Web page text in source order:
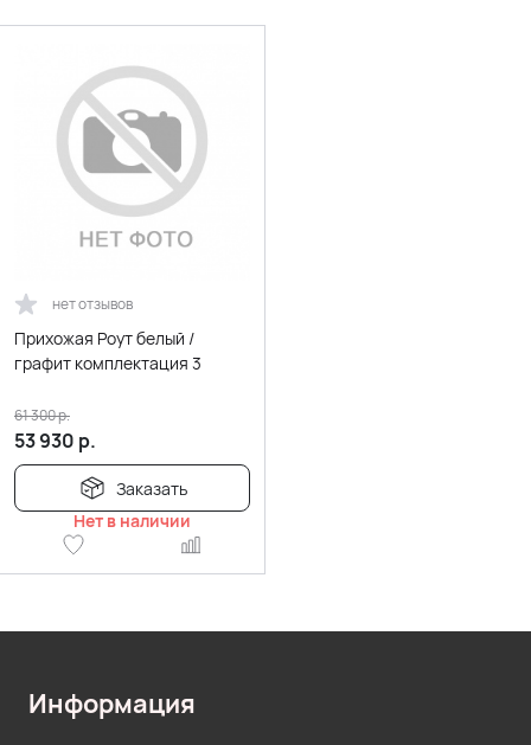
нет отзывов
Прихожая Роут белый /
графит комплектация 3
53 930 р.
61 300р.
Заказать
Нет в наличии
Информация